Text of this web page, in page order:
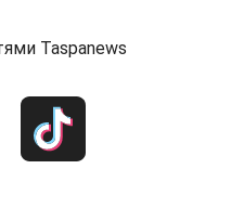
Taspanews